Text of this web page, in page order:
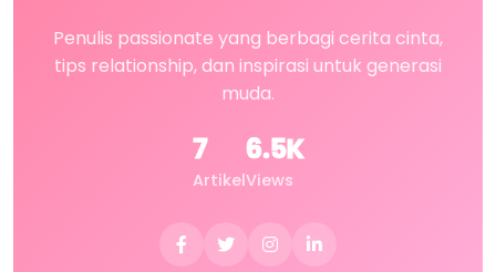
Penulis passionate yang berbagi cerita cinta,
tips relationship, dan inspirasi untuk generasi
muda.
7
Artikel
6.5K
Views